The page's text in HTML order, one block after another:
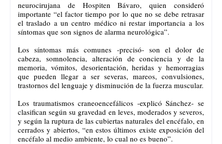
neurocirujana de Hospiten Bávaro, quien consideró
importante “el factor tiempo por lo que no se debe retrasar
el traslado a un centro médico ni restar importancia a los
síntomas que son signos de alarma neurológica”.
Los síntomas más comunes -precisó- son el dolor de
cabeza, somnolencia, alteración de conciencia y de la
memoria, vómitos, desorientación, heridas y hemorragias
que pueden llegar a ser severas, mareos, convulsiones,
trastornos del lenguaje y disminución de la fuerza muscular.
Los traumatismos craneoencefálicos -explicó Sánchez- se
clasifican según su gravedad en leves, moderados y severos,
y según la ruptura de las cubiertas naturales del encéfalo, en
cerrados y abiertos, “en estos últimos existe exposición del
encéfalo al medio ambiente, lo cual no es bueno”.